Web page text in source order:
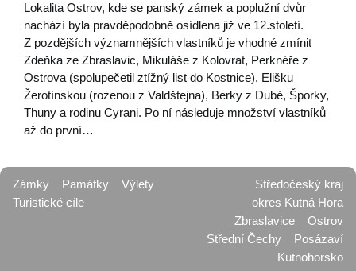
Lokalita Ostrov, kde se panský zámek a poplužní dvůr
nachází byla pravděpodobně osídlena již ve 12.století.
Z pozdějších významnějších vlastníků je vhodné zmínit
Zdeňka ze Zbraslavic, Mikuláše z Kolovrat, Perknéře z
Ostrova (spolupečetil ztížný list do Kostnice), Elišku
Žerotínskou (rozenou z Valdštejna), Berky z Dubé, Šporky,
Thuny a rodinu Cyrani. Po ní následuje množství vlastníků
až do první…
Zámky Památky
Výlety
Turistické cíle
Středočeský kraj
okres Kutná Hora
Zbraslavice
Ostrov
Střední Čechy
Posázaví
Kutnohorsko